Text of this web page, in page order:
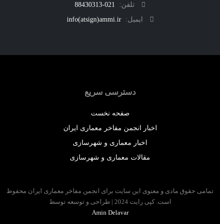
تلفن:
021-88430313
ایمیل:
info(atsign)ammi.ir
دسترسی سریع
صفحه نخست
اخبار انجمن مفاخر معماری ایران
اخبار معماری و شهرسازی
مقالات معماری و شهرسازی
حقوق مادی و معنوی این سایت برای انجمن مفاخر معماری ایران محفوظ
است. کپی رایت 2024 | طراحی و توسعه توسط
Amin Delavar